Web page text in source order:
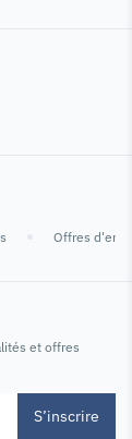
Offres
et offres
S’inscrire